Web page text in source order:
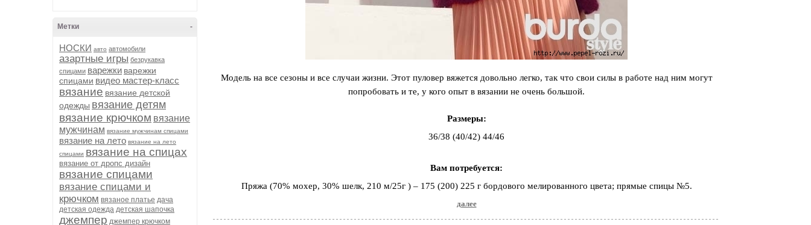
-
Метки
НОСКИ авто автомобили
азартные игры безрукавка
спицами варежки варежки
спицами видео мастер-класс
вязание вязание детской
одежды вязание детям
вязание крючком вязание
мужчинам вязание мужчинам спицами
вязание на лето вязание на лето
спицами вязание на спицах
вязание от дропс дизайн
вязание спицами
вязание спицами и
крючком вязаное платье дача
детская одежда детская шапочка
джемпер джемпер крючком
Модель на все сезоны и все случаи жизни. Этот пуловер вяжется довольно легко, так что свои силы в работе над ним могут
попробовать и те, у кого опыт в вязании не очень большой.
Размеры:
36/38 (40/42) 44/46
Вам потребуется:
Пряжа (70% мохер, 30% шелк, 210 м/25г ) – 175 (200) 225 г бордового мелированного цвета; прямые спицы №5.
далее